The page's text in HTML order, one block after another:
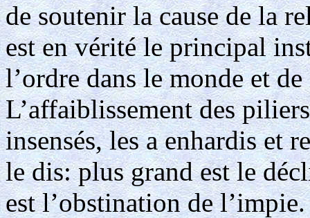
de soutenir la cause de la
est en vérité le principal
l’ordre dans le monde et
L’affaiblissement des
insensés, les a enhardis et
le dis: plus grand est le
est l’obstination de